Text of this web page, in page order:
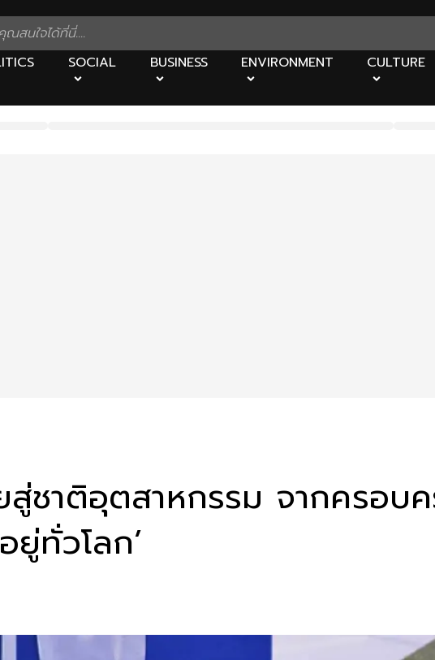
SOCIAL BUSINESS ENVIRONMENT CULTURE
ชาติอุตสาหกรรม จากครอบ
ยู่ทั่วโลก’